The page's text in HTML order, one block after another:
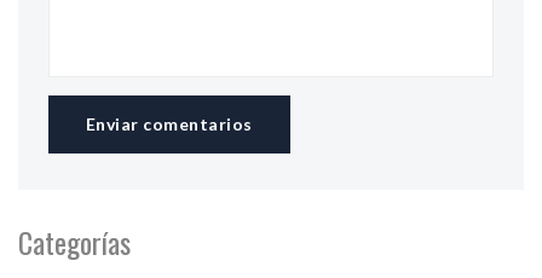
Enviar comentarios
Categorías